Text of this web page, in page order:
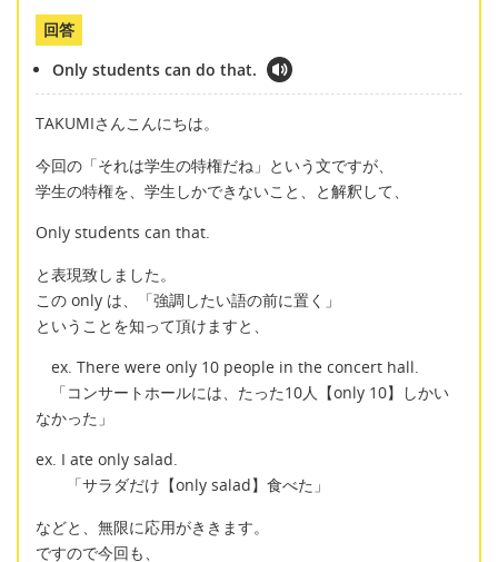
回答
Only students can do that.
TAKUMIさんこんにちは。
今回の「それは学生の特権だね」という文ですが、
学生の特権を、学生しかできないこと、と解釈して、
Only students can that.
と表現致しました。
この only は、「強調したい語の前に置く」
ということを知って頂けますと、
ex. There were only 10 people in the concert hall.
「コンサートホールには、たった10人【only 10】しかい
なかった」
ex. I ate only salad.
「サラダだけ【only salad】食べた」
などと、無限に応用がききます。
ですので今回も、